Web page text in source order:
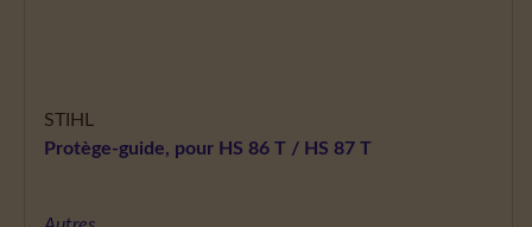
STIHL
Protège-guide, pour HS 86 T / HS 87 T